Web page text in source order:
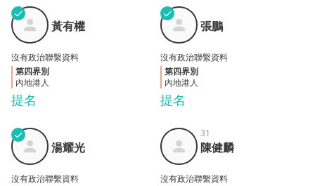
黃有
權
✓
提名
黃有權
沒有政治聯繫資料
第四界別
內地港人
張鵬
✓
提名
張鵬
沒有政治聯繫資料
第四界別
內地港人
湯耀
光
✓
湯耀光
沒有政治聯繫資料
陳健
麟
31
陳健麟
沒有政治聯繫資料